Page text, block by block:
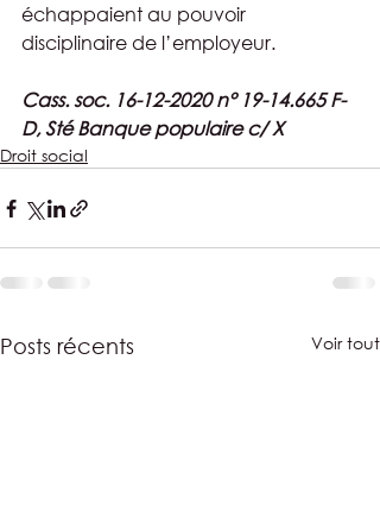
échappaient au pouvoir
disciplinaire de l’employeur.
Cass. soc. 16-12-2020 n° 19-14.665 F-
D, Sté Banque populaire c/ X
Droit social
Posts récents Voir tout